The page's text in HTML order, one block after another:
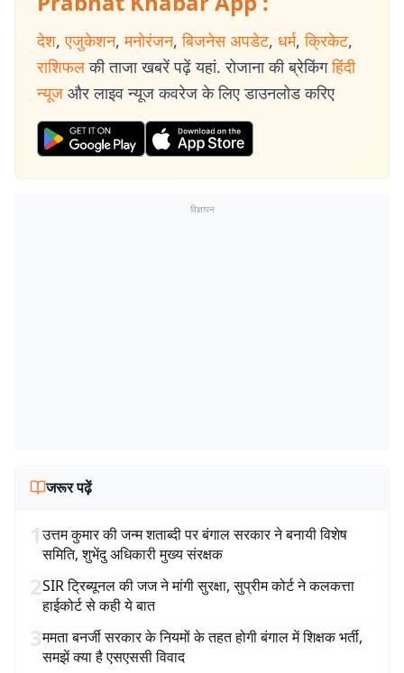
देश, एजुकेशन, मनोरंजन, बिजनेस अपडेट, धर्म, क्रिकेट,
राशिफल की ताजा खबरें पढ़ें यहां. रोजाना की ब्रेकिंग हिंदी
न्यूज और लाइव न्यूज कवरेज के लिए डाउनलोड करिए
विज्ञापन
जरूर पढ़ें
1उत्तम कुमार की जन्म शताब्दी पर बंगाल सरकार ने बनायी विशेष
समिति, शुभेंदु अधिकारी मुख्य संरक्षक
2SIR ट्रिब्यूनल की जज ने मांगी सुरक्षा, सुप्रीम कोर्ट ने कलकत्ता
हाईकोर्ट से कही ये बात
3ममता बनर्जी सरकार के नियमों के तहत होगी बंगाल में शिक्षक भर्ती,
समझें क्या है एसएससी विवाद